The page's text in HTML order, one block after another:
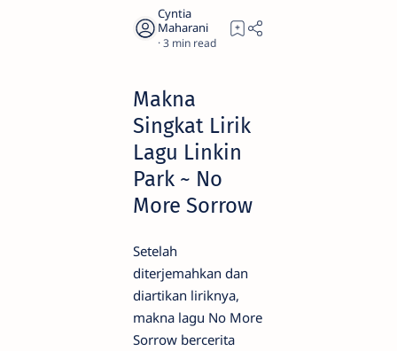
3
Makna
Singkat Lirik
Lagu Linkin
Park ~ No
More Sorrow
Setelah
diterjemahkan dan
diartikan liriknya,
makna lagu No More
Sorrow bercerita